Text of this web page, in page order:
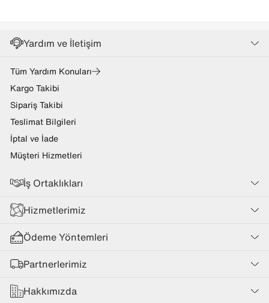
Yardım ve İletişim
Tüm Yardım Konuları
Kargo Takibi
Sipariş Takibi
Teslimat Bilgileri
İptal ve İade
Müşteri Hizmetleri
İş Ortaklıkları
Hizmetlerimiz
Ödeme Yöntemleri
Partnerlerimiz
Hakkımızda